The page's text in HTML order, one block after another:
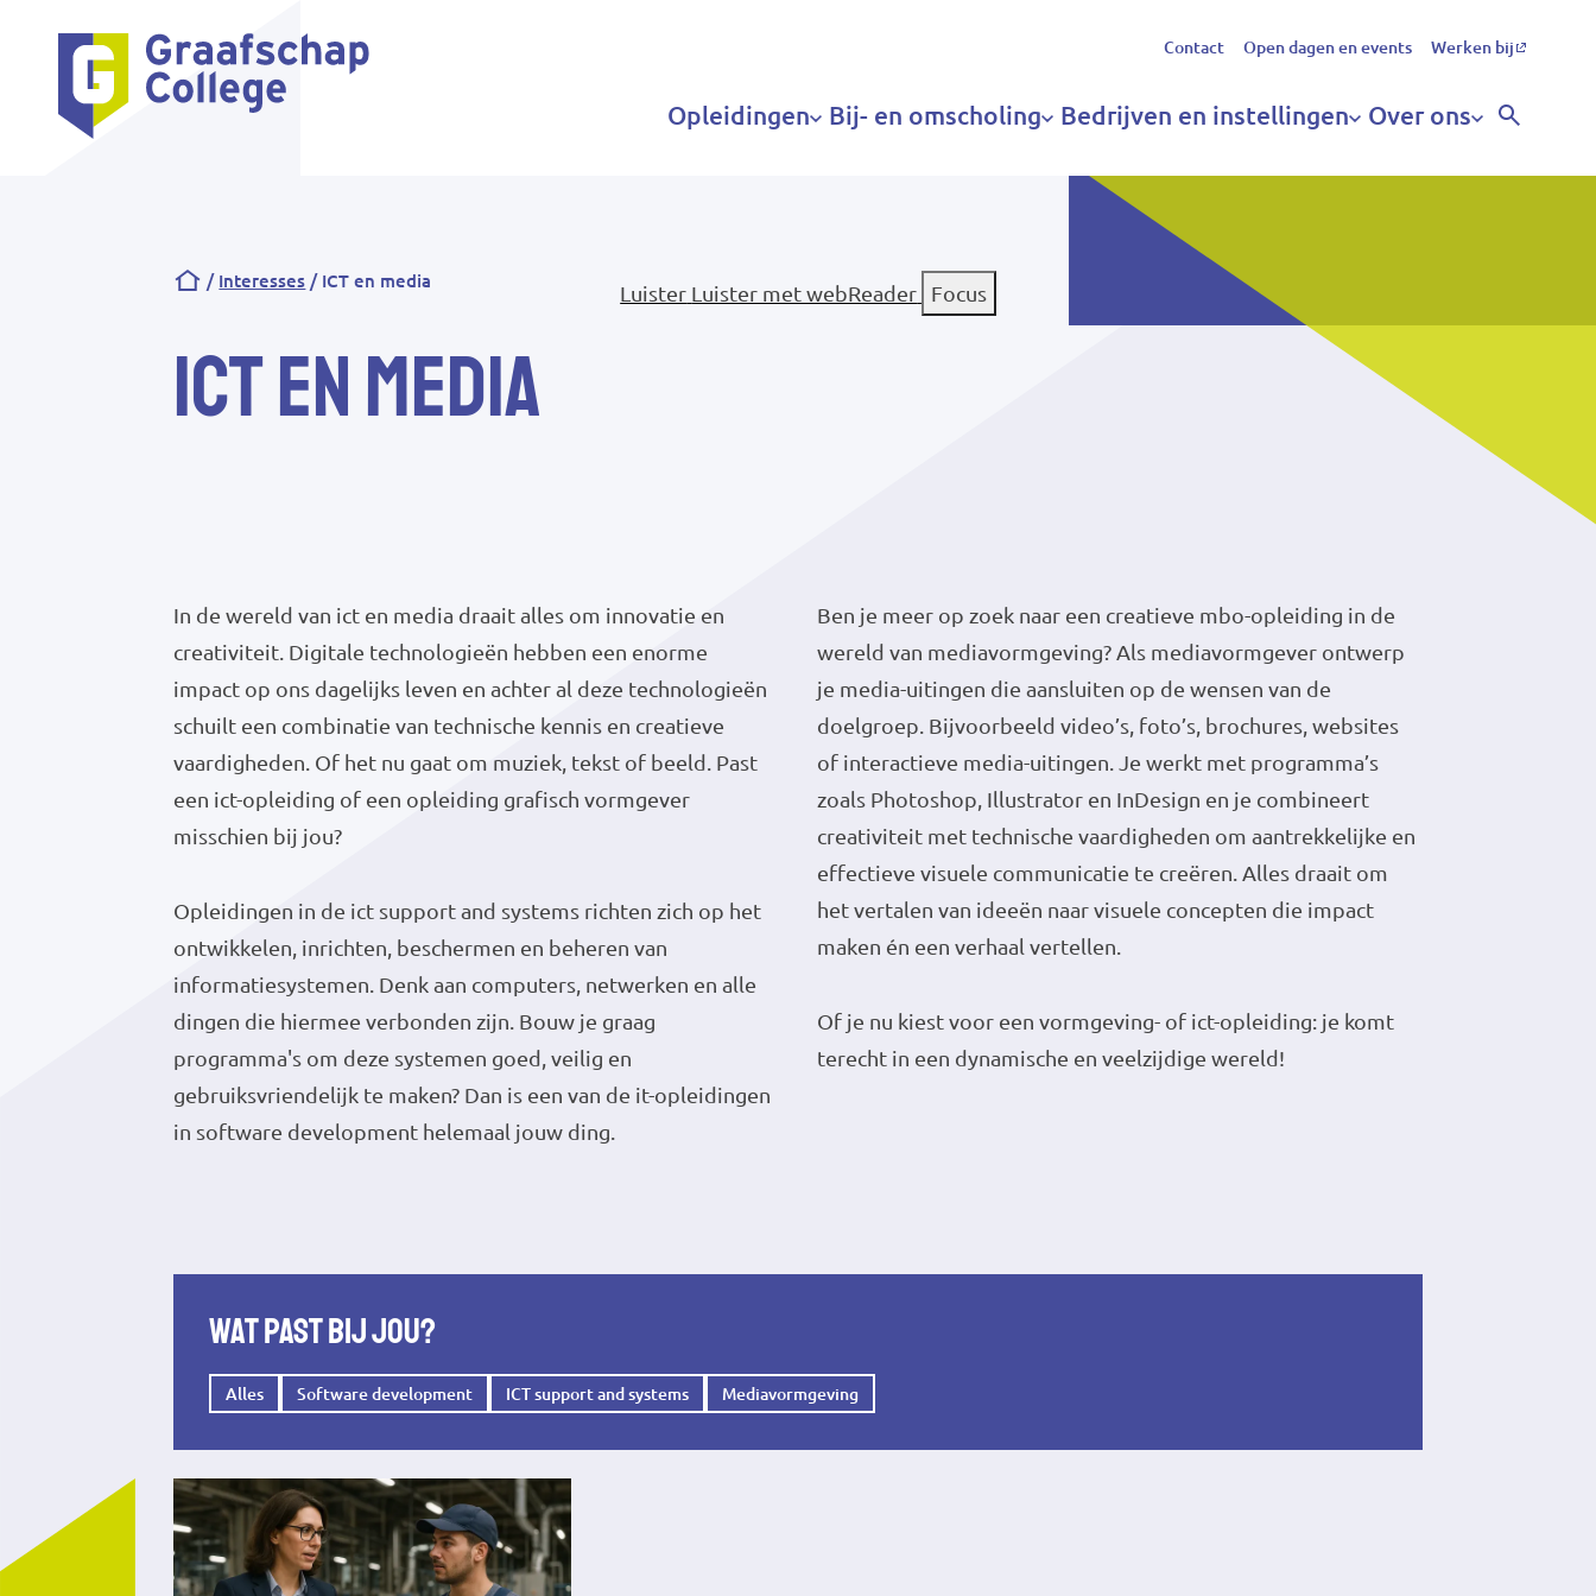
Secundair
menu
Contact Open dagen en events Werken bij
Hoofdnavigatie
Opleidingen Bij- en omscholing Bedrijven en instellingen Over ons
Luister Luister met webReader Focus
Kruimelpad
Interesses ICT en media
ICT en media
In de wereld van ict en media draait alles om innovatie en
creativiteit. Digitale technologieën hebben een enorme
impact op ons dagelijks leven en achter al deze technologieën
schuilt een combinatie van technische kennis en creatieve
vaardigheden. Of het nu gaat om muziek, tekst of beeld. Past
een ict-opleiding of een opleiding grafisch vormgever
misschien bij jou?
Opleidingen in de ict support and systems richten zich op het
ontwikkelen, inrichten, beschermen en beheren van
informatiesystemen. Denk aan computers, netwerken en alle
dingen die hiermee verbonden zijn. Bouw je graag
programma's om deze systemen goed, veilig en
gebruiksvriendelijk te maken? Dan is een van de it-opleidingen
in software development helemaal jouw ding.
Ben je meer op zoek naar een creatieve mbo-opleiding in de
wereld van mediavormgeving? Als mediavormgever ontwerp
je media-uitingen die aansluiten op de wensen van de
doelgroep. Bijvoorbeeld video’s, foto’s, brochures, websites
of interactieve media-uitingen. Je werkt met programma’s
zoals Photoshop, Illustrator en InDesign en je combineert
creativiteit met technische vaardigheden om aantrekkelijke en
effectieve visuele communicatie te creëren. Alles draait om
het vertalen van ideeën naar visuele concepten die impact
maken én een verhaal vertellen.
Of je nu kiest voor een vormgeving- of ict-opleiding: je komt
terecht in een dynamische en veelzijdige wereld!
Wat past bij jou?
Alles Software development ICT support and systems Mediavormgeving